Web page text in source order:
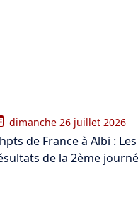
dimanche 26 juillet 2026
de France à Albi : Les
de la 2ème